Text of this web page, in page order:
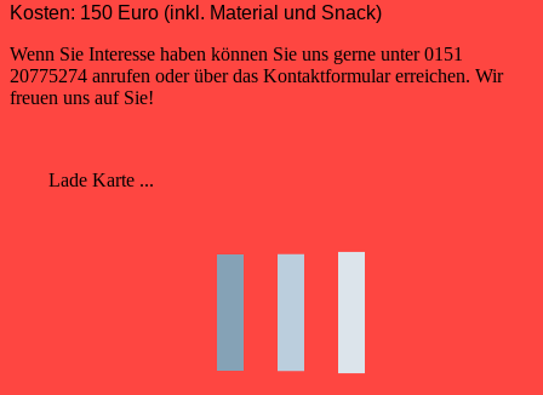
Kosten: 150 Euro (inkl. Material und Snack)
Wenn Sie Interesse haben können Sie uns gerne unter 0151
20775274 anrufen oder über das Kontaktformular erreichen. Wir
freuen uns auf Sie!
Lade Karte ...